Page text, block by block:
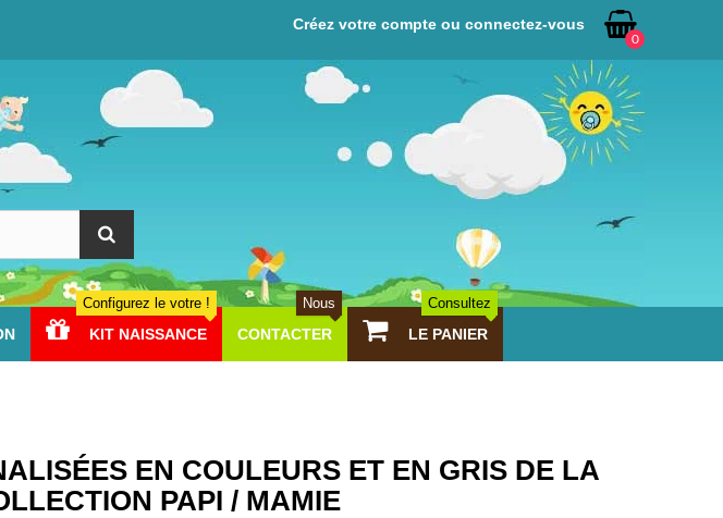
0
Créez votre compte ou connectez-vous
KIT NAISSANCE
Configurez le votre !
CONTACTER
Nous
LE PANIER
Consultez
EN COULEURS ET EN GRIS DE LA
PAPI / MAMIE